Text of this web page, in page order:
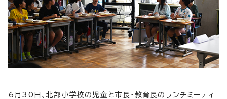
6月30日、北部小学校の児童と市長・教育長のランチミーティ